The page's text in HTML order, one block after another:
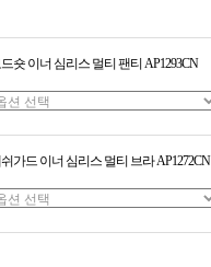
숏 이너 심리스 멀티 팬티 AP1293CN
가드 이너 심리스 멀티 브라 AP1272CN